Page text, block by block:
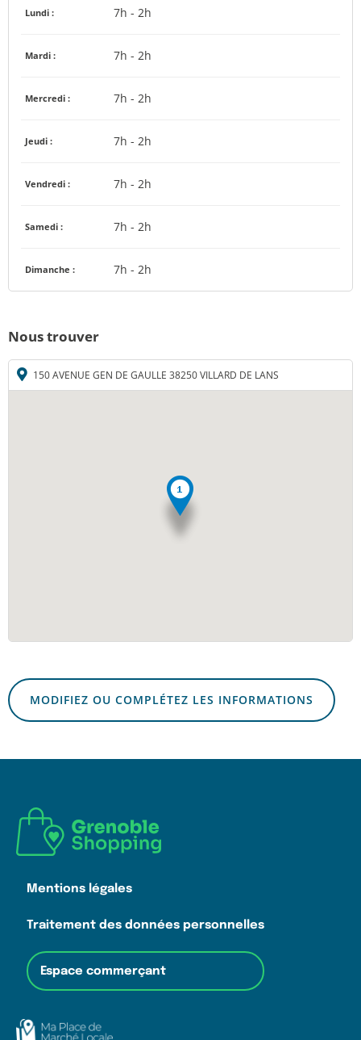
Lundi : 7h - 2h
Mardi : 7h - 2h
Mercredi : 7h - 2h
Jeudi : 7h - 2h
Vendredi : 7h - 2h
Samedi : 7h - 2h
Dimanche : 7h - 2h
Nous trouver
150 AVENUE GEN DE GAULLE 38250 VILLARD DE LANS
MODIFIEZ OU COMPLÉTEZ LES INFORMATIONS
Mentions légales
Traitement des données personnelles
Espace commerçant